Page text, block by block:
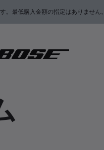
。最低購入金額の指定はありません。